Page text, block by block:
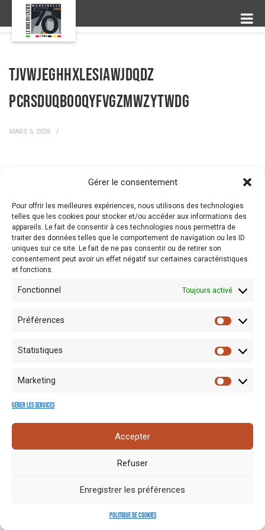
Gérer le consentement
Pour offrir les meilleures expériences, nous utilisons des technologies
telles que les cookies pour stocker et/ou accéder aux informations des
appareils. Le fait de consentir à ces technologies nous permettra de
traiter des données telles que le comportement de navigation ou les ID
uniques sur ce site. Le fait de ne pas consentir ou de retirer son
consentement peut avoir un effet négatif sur certaines caractéristiques
et fonctions.
Fonctionnel Toujours activé
Préférences
Statistiques
Marketing
Gérer les services
Accepter
Refuser
Enregistrer les préférences
Politique de cookies
TJvWjegHhXLEsIAwJdQdz
pcRSDUqBooqYfvGzmWZYTwDG
MARS 5, 2026
Mentions
Espace
presse